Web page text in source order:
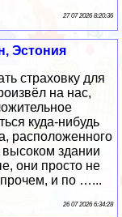
27 07 2026 8:20:36
Эстония
страховку для
на нас,
куда-нибудь
расположенного
здании
они просто не
и по …...
26 07 2026 6:34:28